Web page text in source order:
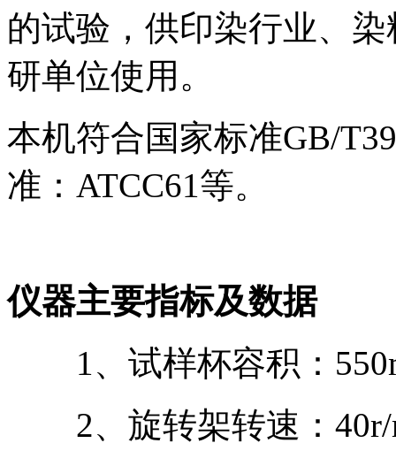
的试验，供印染行业、
研单位使用。
本机符合国家标准GB/
准：ATCC61等。
仪器主要指标及数据
1、试样杯容积：
2、旋转架转速：40r/